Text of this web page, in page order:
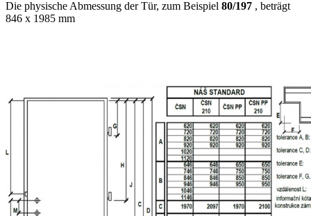
Die physische Abmessung der Tür, zum Beispiel 80/197 , beträgt
846 x 1985 mm